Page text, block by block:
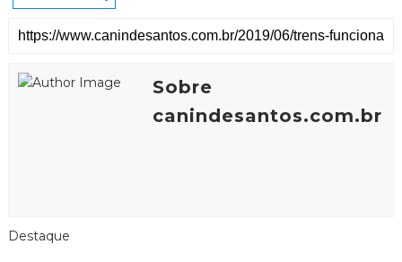
Sobre
canindesantos.com.br
Destaque